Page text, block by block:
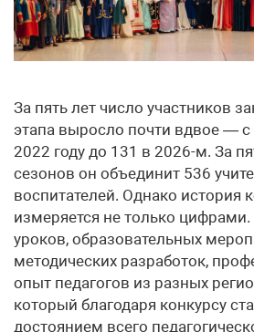
За пять лет число участников
этапа выросло почти вдвое — с
2022 году до 131 в 2026-м. За
сезонов он объединит 536
воспитателей. Однако история
измеряется не только
уроков, образовательных
методических разработок,
опыт педагогов из разных
который благодаря конкурсу
достоянием всего